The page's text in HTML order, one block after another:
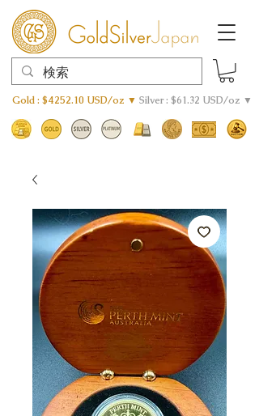
Gold : $4252.10 USD/oz ▼ Silver : $61.32 USD/oz ▼